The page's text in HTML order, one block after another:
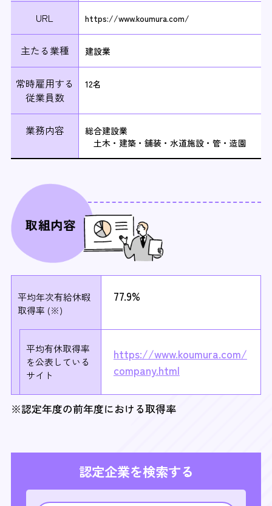
URL https://www.koumura.com/
主たる業種 建設業
常時雇用する
従業員数
12名
業務内容
総合建設業
土木・建築・舗装・水道施設・管・造園
平均年次有給休暇
取得率 (※)
77.9%
平均有休取得率
を公表している
サイト
https://www.koumura.com/
company.html
※認定年度の前年度における取得率
認定企業を検索する